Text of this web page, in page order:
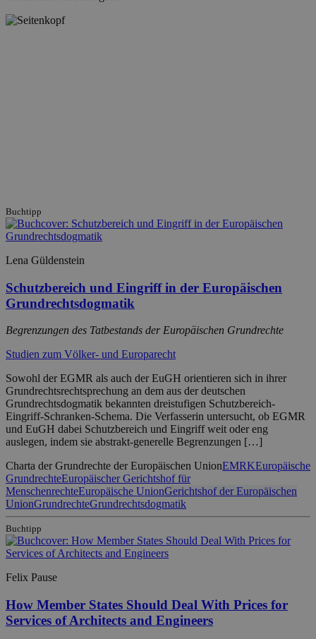
Buchtipp
Lena Güldenstein
Schutzbereich und Eingriff in der Europäischen
Grundrechtsdogmatik
Begrenzungen des Tatbestands der Europäischen Grundrechte
Studien zum Völker- und Europarecht
Sowohl der EGMR als auch der EuGH orientieren sich in ihrer
Grundrechtsrechtsprechung an dem aus der deutschen
Grundrechtsdogmatik bekannten dreistufigen Schutzbereich-
Eingriff-Schranken-Schema. Die Verfasserin untersucht, ob EGMR
und EuGH dabei Schutzbereich und Eingriff weit oder eng
auslegen, indem sie abstrakt-generelle Begrenzungen […]
Charta der Grundrechte der Europäischen UnionEMRKEuropäische
GrundrechteEuropäischer Gerichtshof für
MenschenrechteEuropäische UnionGerichtshof der Europäischen
UnionGrundrechteGrundrechtsdogmatik
Buchtipp
Felix Pause
How Member States Should Deal With Prices for
Services of Architects and Engineers